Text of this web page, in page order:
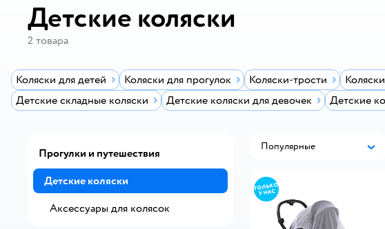
Детские коляски
2 товара
Коляски для детей Коляски для прогулок Коляски-трости
Детские складные коляски
Детские коляски для девочек Детские
Популярные
Популярные
Прогулки и путешествия
Детские коляски
Аксессуары для колясок